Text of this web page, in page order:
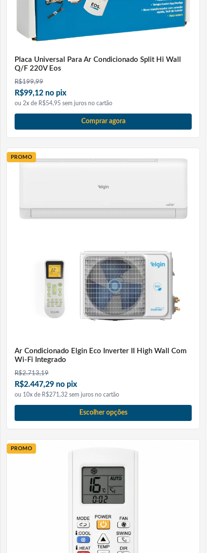
Placa Universal Para Ar Condicionado Split Hi Wall
Q/F 220V Eos
R$199,99
R$99,12 no pix
ou 2x de R$54,95 sem juros no cartão
Comprar agora
PROMO
Ar Condicionado Elgin Eco Inverter II High Wall Com
Wi-Fi Integrado
R$2.713,19
R$2.447,29 no pix
ou 10x de R$271,32 sem juros no cartão
Escolher opções
PROMO